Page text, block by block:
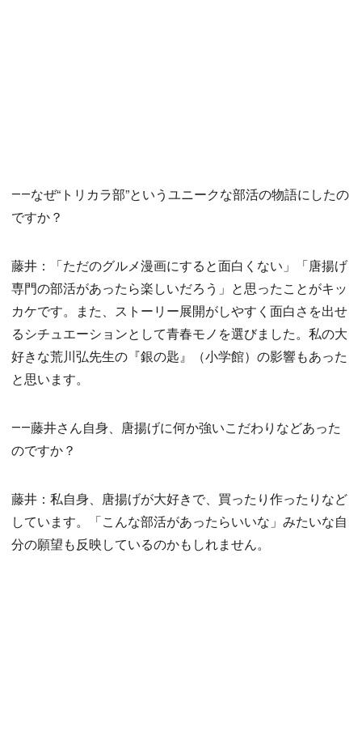
――なぜ“トリカラ部”というユニークな部活の物語にしたの
ですか？
藤井：「ただのグルメ漫画にすると面白くない」「唐揚げ
専門の部活があったら楽しいだろう」と思ったことがキッ
カケです。また、ストーリー展開がしやすく面白さを出せ
るシチュエーションとして青春モノを選びました。私の大
好きな荒川弘先生の『銀の匙』（小学館）の影響もあった
と思います。
――藤井さん自身、唐揚げに何か強いこだわりなどあった
のですか？
藤井：私自身、唐揚げが大好きで、買ったり作ったりなど
しています。「こんな部活があったらいいな」みたいな自
分の願望も反映しているのかもしれません。